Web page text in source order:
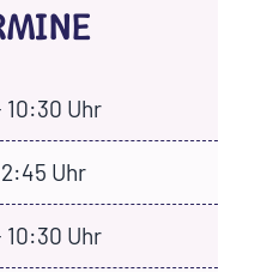
Uhr
Uhr
Uhr